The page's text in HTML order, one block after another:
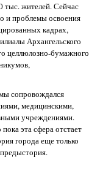
тыс. жителей. Сейчас
и проблемы освоения
кадрах,
Архангельского
целлюлозно-бумажного
сопровождался
медицинскими,
учреждениями.
эта сфера отстает
города еще только